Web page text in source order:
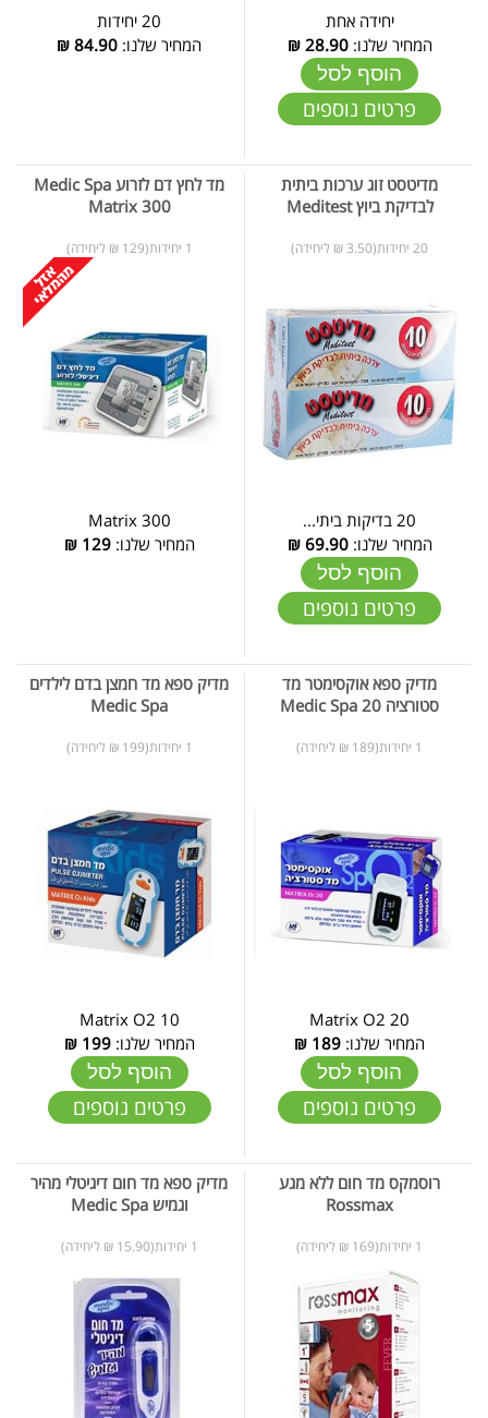
יחידה אחת
המחיר שלנו:28.90
₪
הוסף לסל
פרטים נוספים
20 יחידות
המחיר שלנו: 84.90
₪
מדיטסט זוג ערכות ביתית
לבדיקת ביוץ Meditest
20 יחידות(3.50 ₪ ליחידה)
20 בדיקות ביתי...
המחיר שלנו:69.90
₪
הוסף לסל
פרטים נוספים
מד לחץ דם לזרוע Medic Spa
Matrix 300
1 יחידות(129 ₪ ליחידה)
Matrix 300
המחיר שלנו:129
₪
מדיק ספא אוקסימטר מד
סטורציה 20 Medic Spa
1 יחידות(189 ₪ ליחידה)
Matrix O2 20
המחיר שלנו: 189
₪
הוסף לסל
פרטים נוספים
מדיק ספא מד חמצן בדם לילדים
Medic Spa
1 יחידות(199 ₪ ליחידה)
Matrix O2 10
המחיר שלנו:199
₪
הוסף לסל
פרטים נוספים
רוסמקס מד חום ללא מגע
Rossmax
1 יחידות(169 ₪ ליחידה)
מדיק ספא מד חום דיגיטלי מהיר
וגמיש Medic Spa
1 יחידות(15.90 ₪ ליחידה)